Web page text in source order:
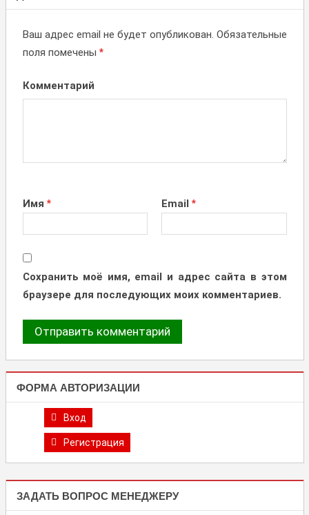
С
Ваш адрес email не будет опубликован. Обязательные
поля помечены *
Комментарий
Имя * Email *
Сохранить моё имя, email и адрес сайта в этом
браузере для последующих моих комментариев.
ФОРМА АВТОРИЗАЦИИ
Вход
Регистрация
ЗАДАТЬ ВОПРОС МЕНЕДЖЕРУ